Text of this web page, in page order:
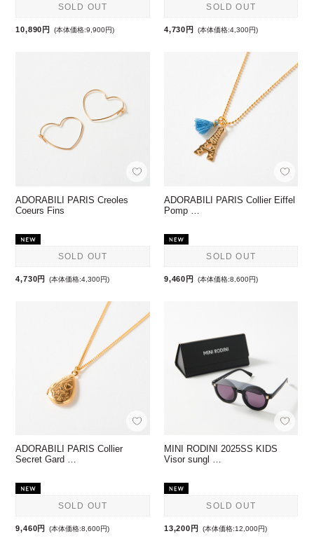
SOLD OUT
10,890円 (本体価格:9,900円)
SOLD OUT
4,730円 (本体価格:4,300円)
ADORABILI PARIS Creoles
Coeurs Fins
SOLD OUT
4,730円 (本体価格:4,300円)
ADORABILI PARIS Collier Eiffel
Pomp …
SOLD OUT
9,460円 (本体価格:8,600円)
ADORABILI PARIS Collier
Secret Gard …
SOLD OUT
9,460円 (本体価格:8,600円)
MINI RODINI 2025SS KIDS
Visor sungl …
SOLD OUT
13,200円 (本体価格:12,000円)